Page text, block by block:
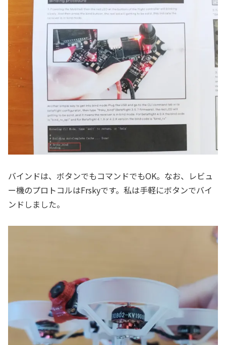
バインドは、ボタンでもコマンドでもOK。なお、レビュ
ー機のプロトコルはFrskyです。私は手軽にボタンでバイ
ンドしました。